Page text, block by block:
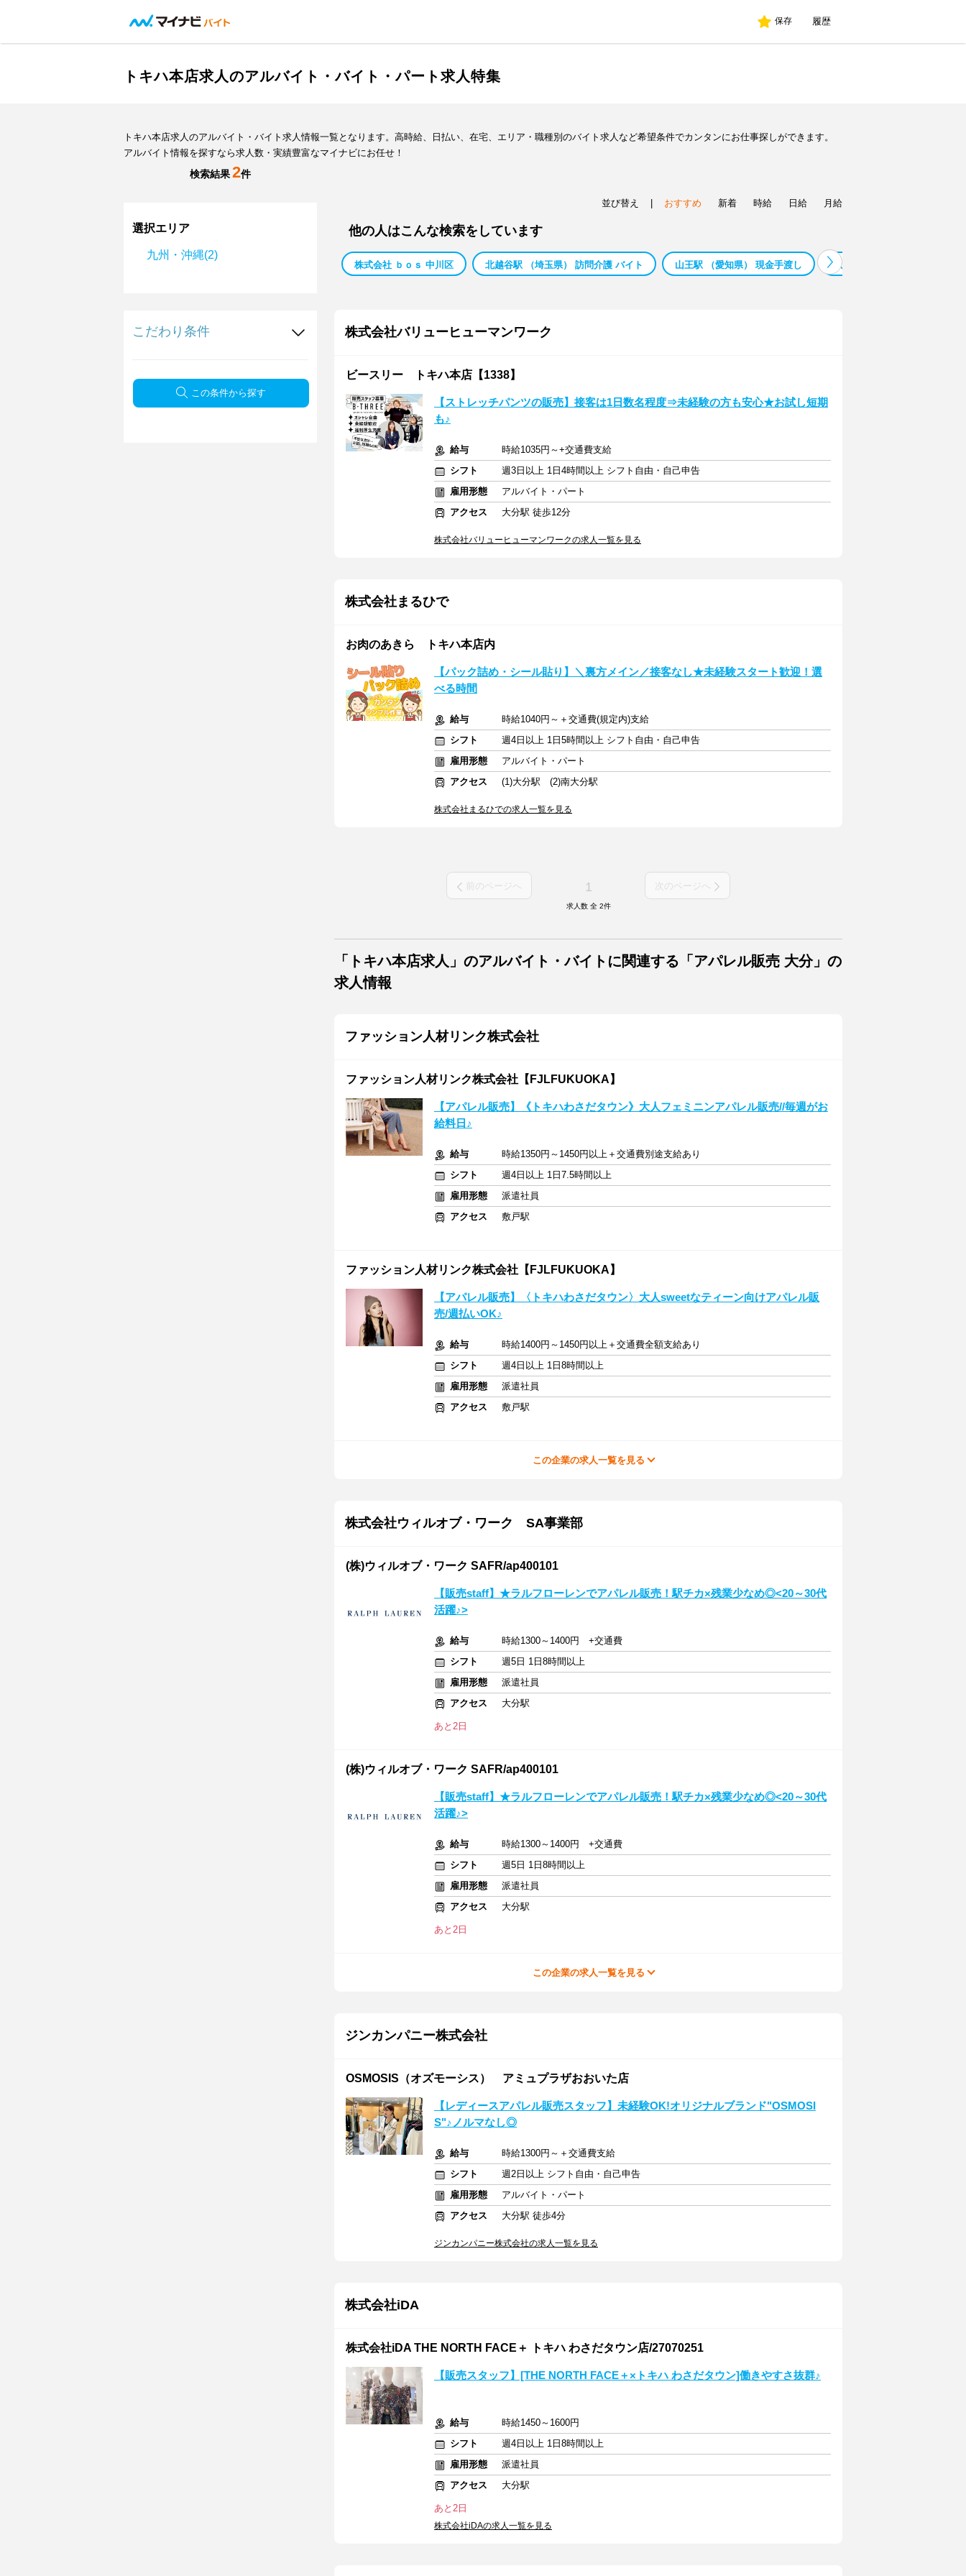
保存 履歴
トキハ本店求人のアルバイト・バイト・パート求人特集
トキハ本店求人のアルバイト・バイト求人情報一覧となります。高時給、日払い、在宅、エリア・職種別のバイト求人など希望条件でカンタンにお仕事探しができます。
アルバイト情報を探すなら求人数・実績豊富なマイナビにお任せ！
検索結果2件
選択エリア
九州・沖縄(2)
こだわり条件
この条件から探す
並び替え おすすめ 新着 時給 日給 月給
他の人はこんな検索をしています
株式会社 ｂｏｓ 中川区 北越谷駅 （埼玉県） 訪問介護 バイト 山王駅 （愛知県） 現金手渡し 八王子 工場 ポニークリーニン
株式会社バリューヒューマンワーク
ビースリー トキハ本店【1338】
【ストレッチパンツの販売】接客は1日数名程度⇒未経験の方も安心★お試し短期
も♪
給与
時給1035円～+交通費支給
シフト
週3日以上 1日4時間以上 シフト自由・自己申告
雇用形態
アルバイト・パート
アクセス
大分駅 徒歩12分
株式会社バリューヒューマンワークの求人一覧を見る
株式会社まるひで
お肉のあきら トキハ本店内
【パック詰め・シール貼り】＼裏方メイン／接客なし★未経験スタート歓迎！選
べる時間
給与
時給1040円～＋交通費(規定内)支給
シフト
週4日以上 1日5時間以上 シフト自由・自己申告
雇用形態
アルバイト・パート
アクセス
(1)大分駅 (2)南大分駅
株式会社まるひでの求人一覧を見る
前のページへ 1 次のページへ
求人数 全 2件
「トキハ本店求人」のアルバイト・バイトに関連する「アパレル販売 大分」の
求人情報
ファッション人材リンク株式会社
ファッション人材リンク株式会社【FJLFUKUOKA】
【アパレル販売】《トキハわさだタウン》大人フェミニンアパレル販売//毎週がお
給料日♪
給与
時給1350円～1450円以上＋交通費別途支給あり
シフト
週4日以上 1日7.5時間以上
雇用形態
派遣社員
アクセス
敷戸駅
ファッション人材リンク株式会社【FJLFUKUOKA】
【アパレル販売】〈トキハわさだタウン〉大人sweetなティーン向けアパレル販
売/週払いOK♪
給与
時給1400円～1450円以上＋交通費全額支給あり
シフト
週4日以上 1日8時間以上
雇用形態
派遣社員
アクセス
敷戸駅
この企業の求人一覧を見る
株式会社ウィルオブ・ワーク SA事業部
(株)ウィルオブ・ワーク SAFR/ap400101
【販売staff】★ラルフローレンでアパレル販売！駅チカ×残業少なめ◎<20～30代
活躍♪>
給与
時給1300～1400円 +交通費
シフト
週5日 1日8時間以上
雇用形態
派遣社員
アクセス
大分駅
あと2日
(株)ウィルオブ・ワーク SAFR/ap400101
【販売staff】★ラルフローレンでアパレル販売！駅チカ×残業少なめ◎<20～30代
活躍♪>
給与
時給1300～1400円 +交通費
シフト
週5日 1日8時間以上
雇用形態
派遣社員
アクセス
大分駅
あと2日
この企業の求人一覧を見る
ジンカンパニー株式会社
OSMOSIS（オズモーシス） アミュプラザおおいた店
【レディースアパレル販売スタッフ】未経験OK!オリジナルブランド"OSMOSI
S"♪ノルマなし◎
給与
時給1300円～＋交通費支給
シフト
週2日以上 シフト自由・自己申告
雇用形態
アルバイト・パート
アクセス
大分駅 徒歩4分
ジンカンパニー株式会社の求人一覧を見る
株式会社iDA
株式会社iDA THE NORTH FACE＋ トキハ わさだタウン店/27070251
【販売スタッフ】[THE NORTH FACE＋×トキハ わさだタウン]働きやすさ抜群♪
給与
時給1450～1600円
シフト
週4日以上 1日8時間以上
雇用形態
派遣社員
アクセス
大分駅
あと2日
株式会社iDAの求人一覧を見る